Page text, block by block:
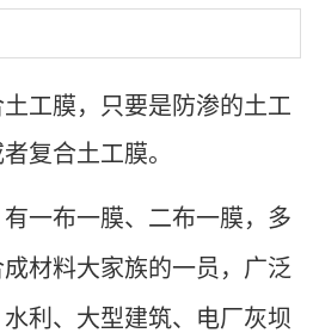
工膜，只要是防渗的土工
复合土工膜。
一布一膜、二布一膜，多
材料大家族的一员，广泛
利、大型建筑、电厂灰坝